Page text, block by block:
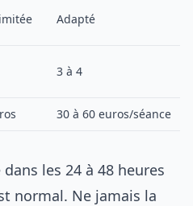
Adapté
3 à 4
30 à 60 euros/séance
les 24 à 48 heures
normal. Ne jamais la